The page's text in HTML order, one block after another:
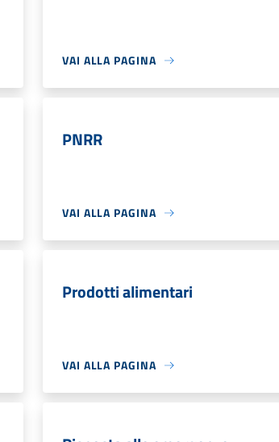
VAI ALLA PAGINA
PNRR
VAI ALLA PAGINA
Prodotti alimentari
VAI ALLA PAGINA